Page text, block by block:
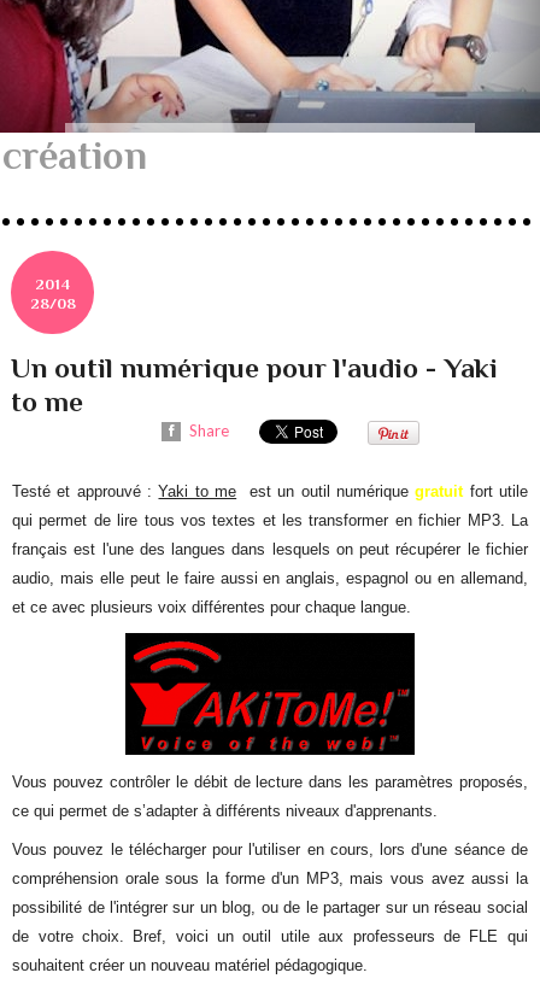
création
2014
28/08
Un outil numérique pour l'audio - Yaki
to me
Share
Testé et approuvé :Yaki to me est un outil numériquegratuitfort utile
qui permet de lire tous vos textes et les transformer en fichier MP3. La
français est l'une des langues dans lesquels on peut récupérer le fichier
audio, mais elle peut le faire aussi en anglais, espagnol ou en allemand,
et ce avec plusieurs voix différentes pour chaque langue.
Vous pouvez contrôler le débit de lecture dans les paramètres proposés,
ce qui permet de s’adapter à différents niveaux d'apprenants.
Vous pouvez le télécharger pour l'utiliser en cours, lors d'une séance de
compréhension orale sous la forme d'un MP3, mais vous avez aussi la
possibilité de l'intégrer sur un blog, ou de le partager sur un réseau social
de votre choix. Bref, voici un outil utile aux professeurs de FLE qui
souhaitent créer un nouveau matériel pédagogique.